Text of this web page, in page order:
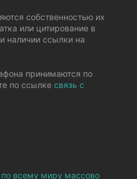
собственностью их
или цитирование в
наличии ссылки на
принимаются по
по ссылке связь с
всему миру массово